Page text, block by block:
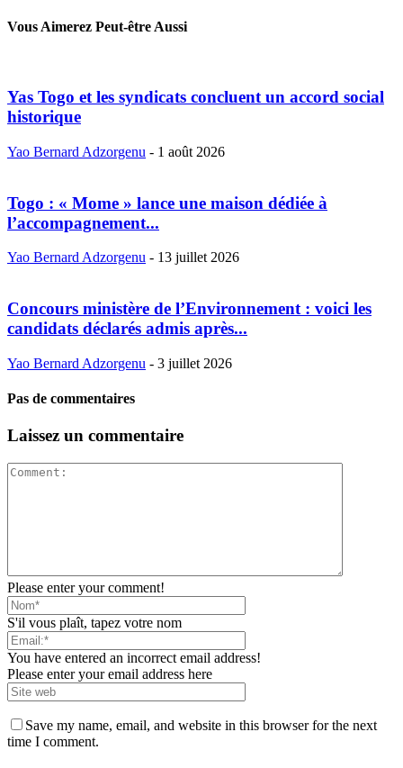
Vous Aimerez Peut-être Aussi
Yas Togo et les syndicats concluent un accord social
historique
Yao Bernard Adzorgenu - 1 août 2026
Togo : « Mome » lance une maison dédiée à
l’accompagnement...
Yao Bernard Adzorgenu - 13 juillet 2026
Concours ministère de l’Environnement : voici les
candidats déclarés admis après...
Yao Bernard Adzorgenu - 3 juillet 2026
Pas de commentaires
Laissez un commentaire
Please enter your comment!
S'il vous plaît, tapez votre nom
You have entered an incorrect email address!
Please enter your email address here
Save my name, email, and website in this browser for the next
time I comment.